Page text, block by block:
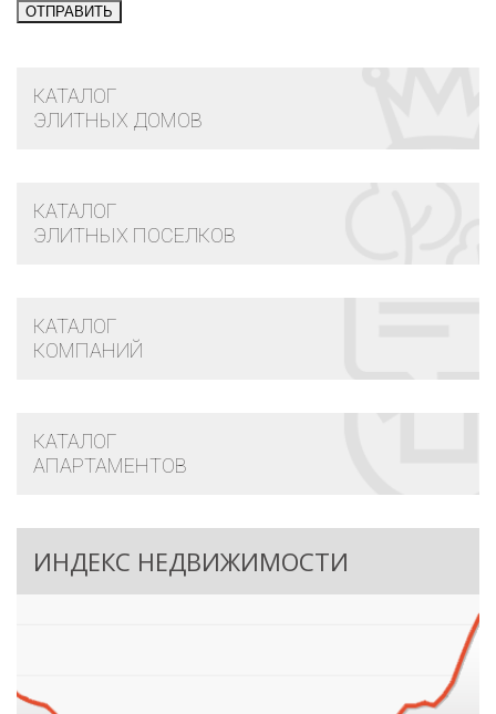
КАТАЛОГ
ЭЛИТНЫХ ДОМОВ
КАТАЛОГ
ЭЛИТНЫХ ПОСЕЛКОВ
КАТАЛОГ
КОМПАНИЙ
КАТАЛОГ
АПАРТАМЕНТОВ
ИНДЕКС НЕДВИЖИМОСТИ